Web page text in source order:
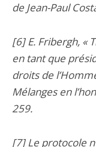
de Jean-Paul
[6] E. Fribergh, «
en tant que
droits de
Mélanges en
259.
[7] Le protocole